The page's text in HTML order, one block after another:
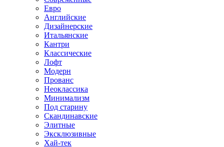
Евро
Английские
Дизайнерские
Итальянские
Кантри
Классические
Лофт
Модерн
Прованс
Неоклассика
Минимализм
Под старину
Скандинавские
Элитные
Эксклюзивные
Хай-тек